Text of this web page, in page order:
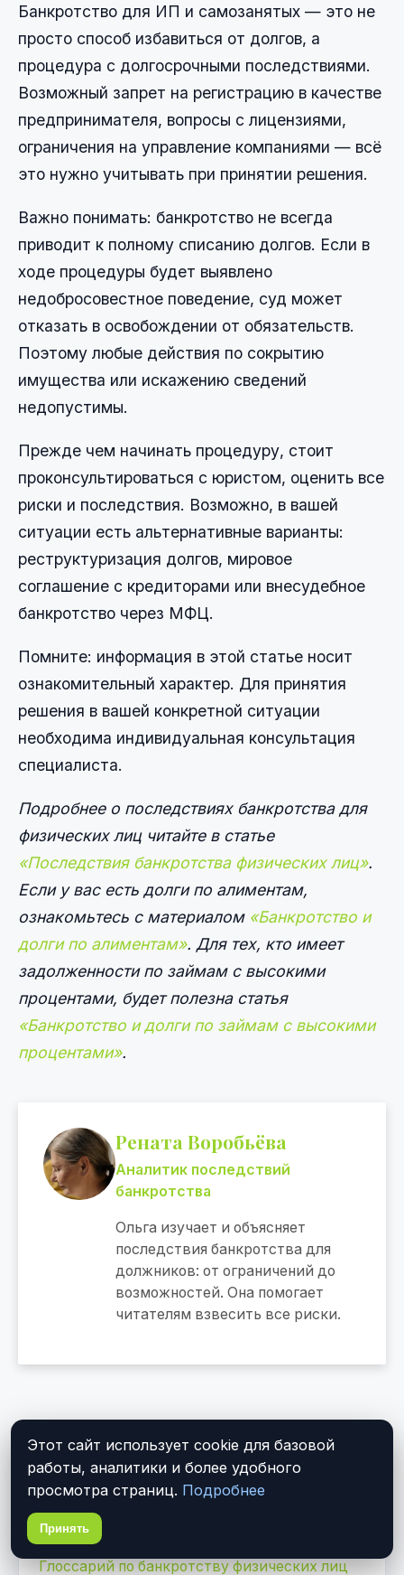
Банкротство для ИП и самозанятых — это не
просто способ избавиться от долгов, а
процедура с долгосрочными последствиями.
Возможный запрет на регистрацию в качестве
предпринимателя, вопросы с лицензиями,
ограничения на управление компаниями — всё
это нужно учитывать при принятии решения.
Важно понимать: банкротство не всегда
приводит к полному списанию долгов. Если в
ходе процедуры будет выявлено
недобросовестное поведение, суд может
отказать в освобождении от обязательств.
Поэтому любые действия по сокрытию
имущества или искажению сведений
недопустимы.
Прежде чем начинать процедуру, стоит
проконсультироваться с юристом, оценить все
риски и последствия. Возможно, в вашей
ситуации есть альтернативные варианты:
реструктуризация долгов, мировое
соглашение с кредиторами или внесудебное
банкротство через МФЦ.
Помните: информация в этой статье носит
ознакомительный характер. Для принятия
решения в вашей конкретной ситуации
необходима индивидуальная консультация
специалиста.
Подробнее о последствиях банкротства для
физических лиц читайте в статье
«Последствия банкротства физических лиц».
Если у вас есть долги по алиментам,
ознакомьтесь с материалом «Банкротство и
долги по алиментам». Для тех, кто имеет
задолженности по займам с высокими
процентами, будет полезна статья
«Банкротство и долги по займам с высокими
процентами».
Рената Воробьёва
Аналитик последствий
банкротства
Ольга изучает и объясняет
последствия банкротства для
должников: от ограничений до
возможностей. Она помогает
читателям взвесить все риски.
ПОХОЖИЕ МАТЕРИАЛЫ
Банкротство и налоговые последствия
Банкротство и реализация имущества
Глоссарий по банкротству физических лиц
Этот сайт использует cookie для базовой
работы, аналитики и более удобного
просмотра страниц. Подробнее
Принять